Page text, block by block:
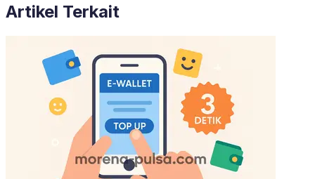
Artikel Terkait